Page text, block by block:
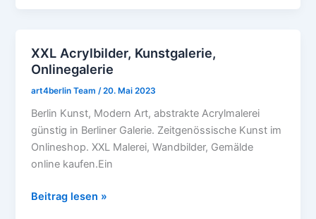
XXL Acrylbilder, Kunstgalerie,
Onlinegalerie
art4berlin Team /20. Mai 2023
Berlin Kunst, Modern Art, abstrakte Acrylmalerei
günstig in Berliner Galerie. Zeitgenössische Kunst im
Onlineshop. XXL Malerei, Wandbilder, Gemälde
online kaufen.Ein
XXL
Acrylbilder,
Kunstgalerie,
Beitrag lesen »